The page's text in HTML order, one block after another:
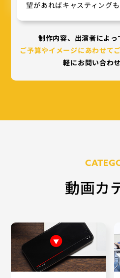
望があればキャスティングも
制作内容、出演者によっ
ご予算やイメージにあわせて
軽にお問い合わ
動画カ